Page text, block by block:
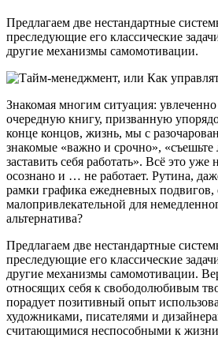
Предлагаем две нестандартные
преследующие его классические
другие механизмы самомотивации.
Знакомая многим ситуация:
очередную книгу, призванную
конце концов, жизнь, мы с
знакомые «важно и срочно», «съешьте
заставить себя работать». Всё это уже
осознано и … не работает. Рутина,
рамки графика ежедневных подвигов,
малопривлекательной для
альтернатива?
Предлагаем две нестандартные
преследующие его классические
другие механизмы самомотивации.
относящих себя к свободолюбивым
порадует позитивный опыт
художниками, писателями и
считающимися неспособными к